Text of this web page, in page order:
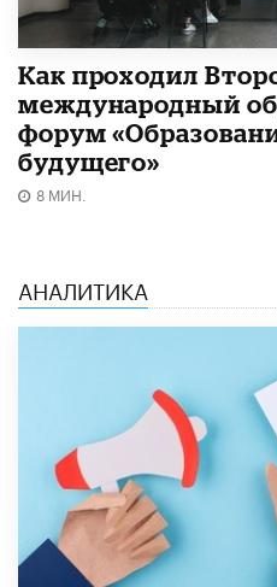
Как проходил
международный
форум
будущего»​
8 МИН.
АНАЛИТИКА